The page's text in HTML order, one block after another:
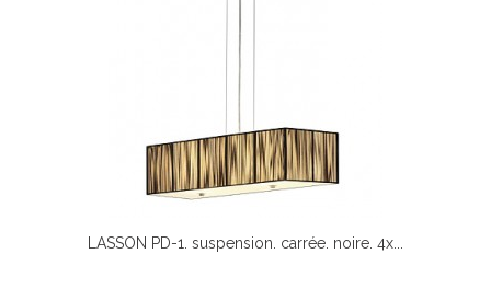
LASSON PD-1. suspension. carrée. noire. 4x...